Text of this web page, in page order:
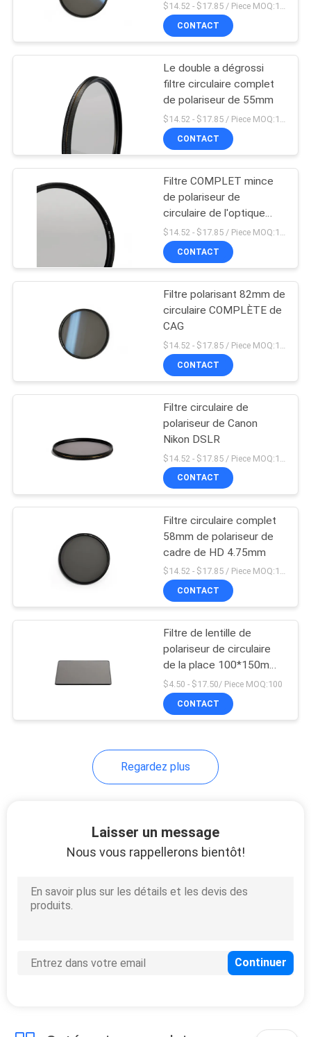
PRIVACY
POLICY
$14.52 - $17.85 / Piece MOQ:100
CONTACT
Le double a dégrossi
filtre circulaire complet
de polariseur de 55mm
$14.52 - $17.85 / Piece MOQ:100
CONTACT
Filtre COMPLET mince
de polariseur de
circulaire de l'optique
37mm
CONTACT
Filtre polarisant 82mm de
circulaire COMPLÈTE de
CAG
CONTACT
Filtre circulaire de
polariseur de Canon
Nikon DSLR
CONTACT
Filtre circulaire complet
58mm de polariseur de
cadre de HD 4.75mm
$14.52 - $17.85 / Piece MOQ:100
CONTACT
Filtre de lentille de
polariseur de circulaire
de la place 100*150mm
de HD
$4.50 - $17.50/ Piece MOQ:100
CONTACT
Regardez plus
Laisser un message
Nous vous rappellerons bientôt!